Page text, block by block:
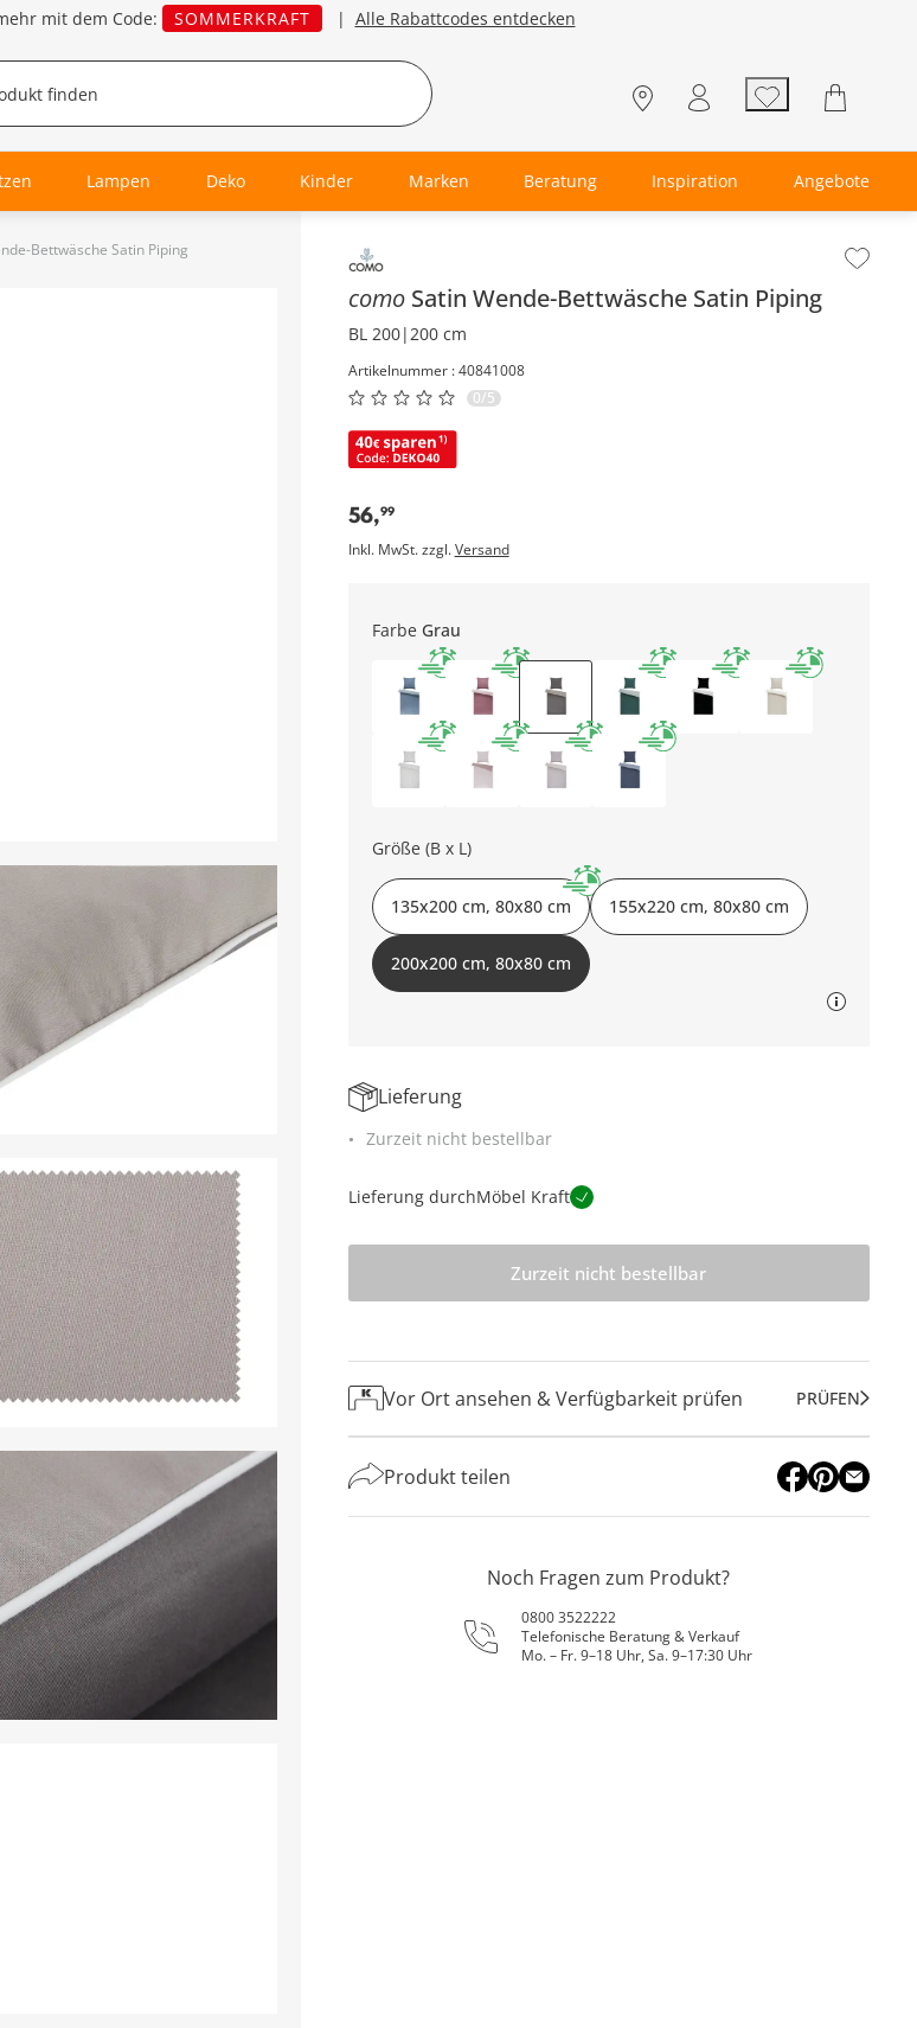
mit dem Code: SOMMERKRAFT | Alle Rabattcodes entdecken
Lampen Deko Kinder Marken Beratung Inspiration Angebote
Bettwäsche Satin Piping Inhalt der Seitenleiste überspringen - Zum Seitenende
como Satin Wende-Bettwäsche Satin Piping
BL 200|200 cm
Artikelnummer : 40841008
0/5
56,99
Inkl. MwSt. zzgl.Versand
Farbe Grau
Größe (B x L)
135x200 cm, 80x80 cm 155x220 cm, 80x80 cm
200x200 cm, 80x80 cm
Lieferung
Zurzeit nicht bestellbar
Lieferung durchMöbel Kraft
Zurzeit nicht bestellbar
Vor Ort ansehen & Verfügbarkeit prüfen PRÜFEN
Produkt teilen
Noch Fragen zum Produkt?
0800 3522222
Telefonische Beratung & Verkauf
Mo. – Fr. 9–18 Uhr, Sa. 9–17:30 Uhr